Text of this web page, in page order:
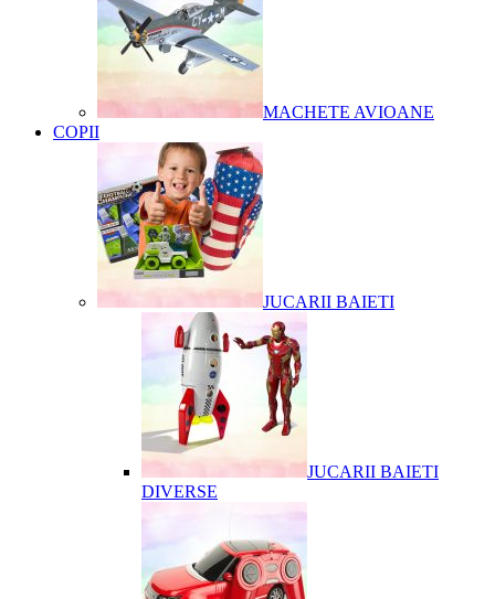
MACHETE AVIOANE
COPII
JUCARII BAIETI
JUCARII BAIETI
DIVERSE